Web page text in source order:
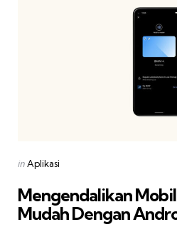
Posted
inAplikasi
Mengendalikan
Mudah Dengan